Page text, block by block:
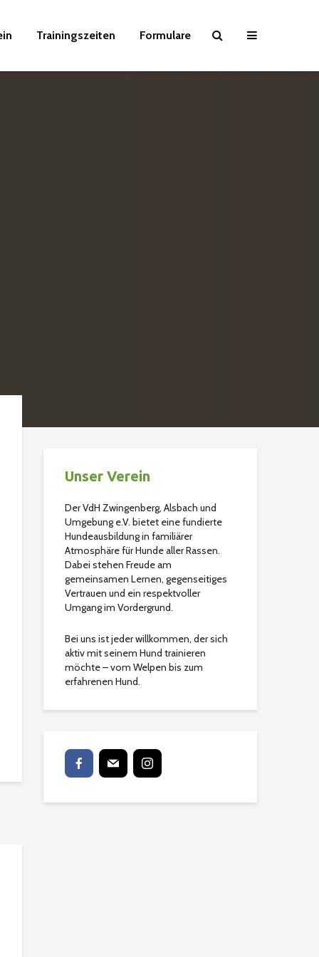
Trainingszeiten Formulare
Unser Verein
Der VdH Zwingenberg, Alsbach und
Umgebung e.V. bietet eine fundierte
Hundeausbildung in familiärer
Atmosphäre für Hunde aller Rassen.
Dabei stehen Freude am
gemeinsamen Lernen, gegenseitiges
Vertrauen und ein respektvoller
Umgang im Vordergrund.
Bei uns ist jeder willkommen, der sich
aktiv mit seinem Hund trainieren
möchte – vom Welpen bis zum
erfahrenen Hund.